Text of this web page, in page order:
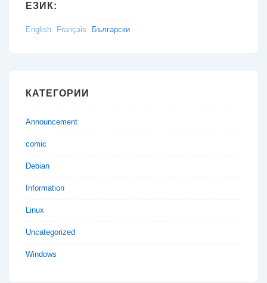
ЕЗИК:
English Français Български
КАТЕГОРИИ
Announcement
comic
Debian
Information
Linux
Uncategorized
Windows